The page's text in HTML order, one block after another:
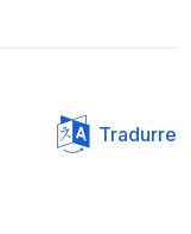
Tradurre